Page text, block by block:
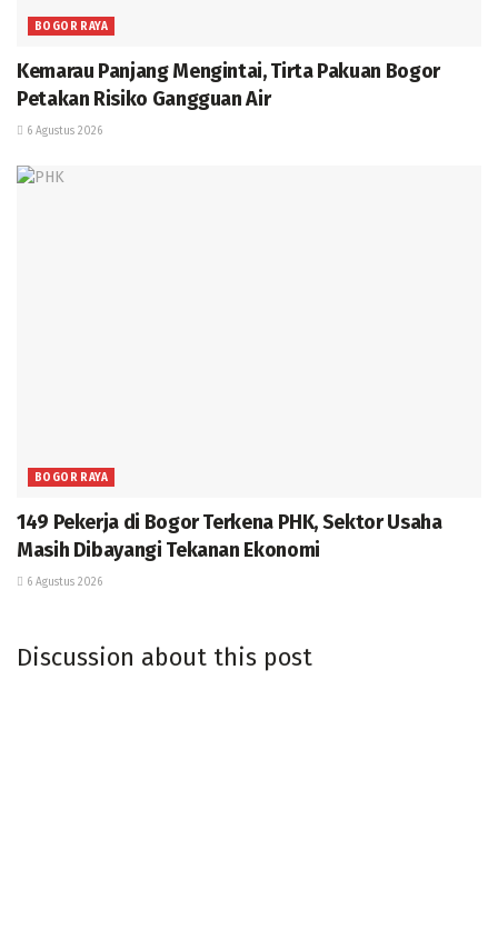
BOGOR RAYA
Kemarau Panjang Mengintai, Tirta Pakuan Bogor
Petakan Risiko Gangguan Air
6 Agustus 2026
BOGOR RAYA
149 Pekerja di Bogor Terkena PHK, Sektor Usaha
Masih Dibayangi Tekanan Ekonomi
6 Agustus 2026
Discussion about this post